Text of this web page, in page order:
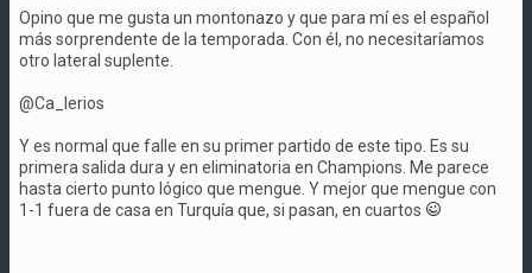
Opino que me gusta un montonazo y que para mí es el español
más sorprendente de la temporada. Con él, no necesitaríamos
otro lateral suplente.
@Ca_lerios
Y es normal que falle en su primer partido de este tipo. Es su
primera salida dura y en eliminatoria en Champions. Me parece
hasta cierto punto lógico que mengue. Y mejor que mengue con
1-1 fuera de casa en Turquía que, si pasan, en cuartos